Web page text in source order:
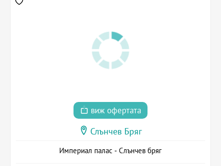
виж офертата
Слънчев Бряг
Империал палас - Слънчев бряг